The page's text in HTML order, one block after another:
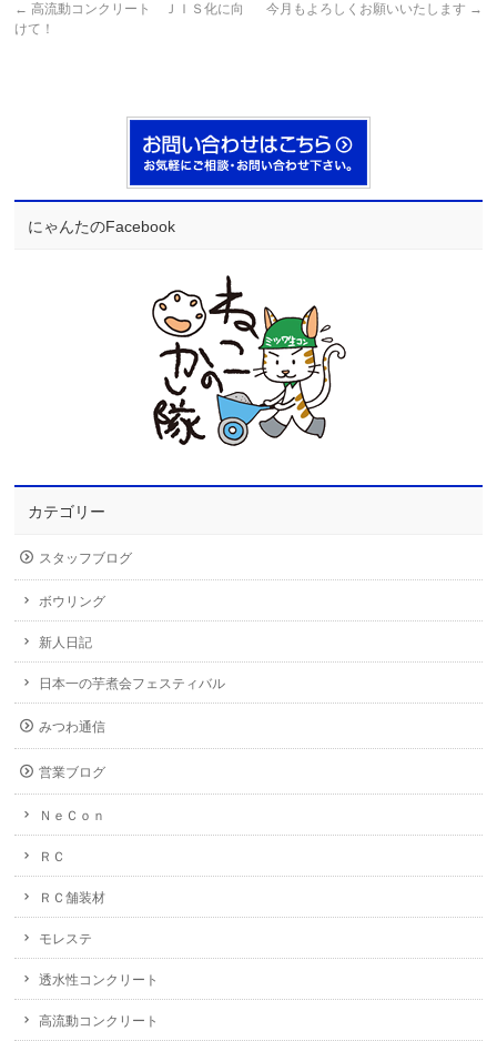
← 高流動コンクリート ＪＩＳ化に向
けて！
今月もよろしくお願いいたします →
にゃんたのFacebook
カテゴリー
スタッフブログ
ボウリング
新人日記
日本一の芋煮会フェスティバル
みつわ通信
営業ブログ
ＮｅＣｏｎ
ＲＣ
ＲＣ舗装材
モレステ
透水性コンクリート
高流動コンクリート